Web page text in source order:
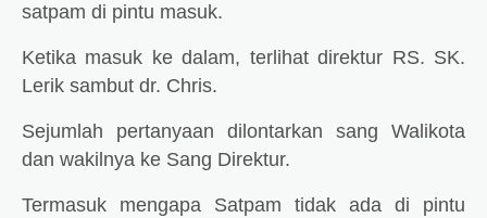
satpam di pintu masuk.
Ketika masuk ke dalam, terlihat direktur RS. SK.
Lerik sambut dr. Chris.
Sejumlah pertanyaan dilontarkan sang Walikota
dan wakilnya ke Sang Direktur.
Termasuk mengapa Satpam tidak ada di pintu